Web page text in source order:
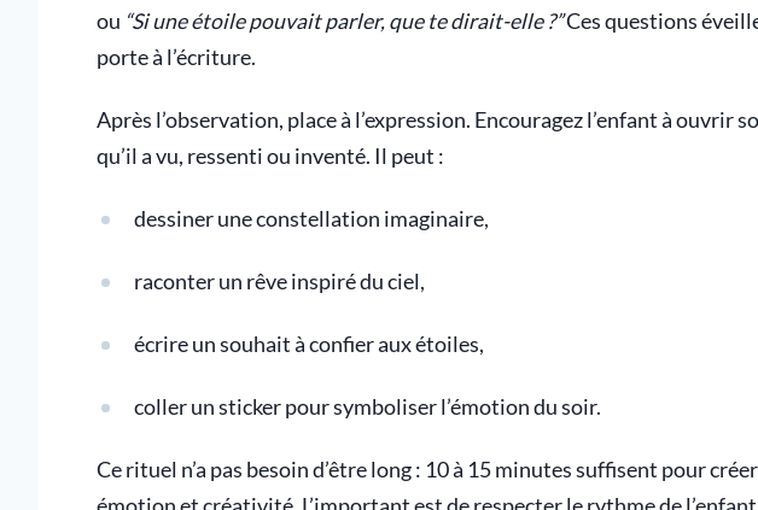
ou “Si une étoile pouvait parler, que te dirait-elle ?”Ces questions
porte à l’écriture.
Après l’observation, place à l’expression. Encouragez l’enfant à ouvrir
qu’il a vu, ressenti ou inventé. Il peut :
dessiner une constellation imaginaire,
raconter un rêve inspiré du ciel,
écrire un souhait à confier aux étoiles,
coller un sticker pour symboliser l’émotion du soir.
Ce rituel n’a pas besoin d’être long : 10 à 15 minutes suffisent pour